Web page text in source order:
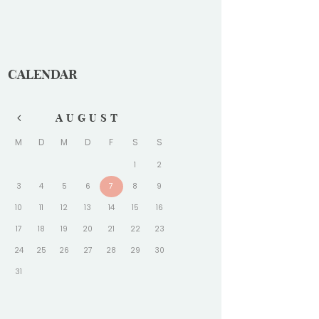
CALENDAR
AUGUST
M D M D F S S
1
2
3
4 5 6 7 8
9
10
11 12 13 14 15
16
17
18 19 20 21 22
23
24
25 26 27 28 29
30
31